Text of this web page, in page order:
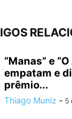
“Manas” e
empatam e
prêmio...
Thiago Muniz - 5